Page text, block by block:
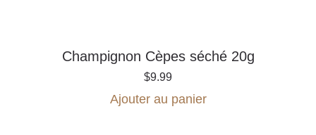
Champignon Cèpes séché 20g
$9.99
Ajouter au panier